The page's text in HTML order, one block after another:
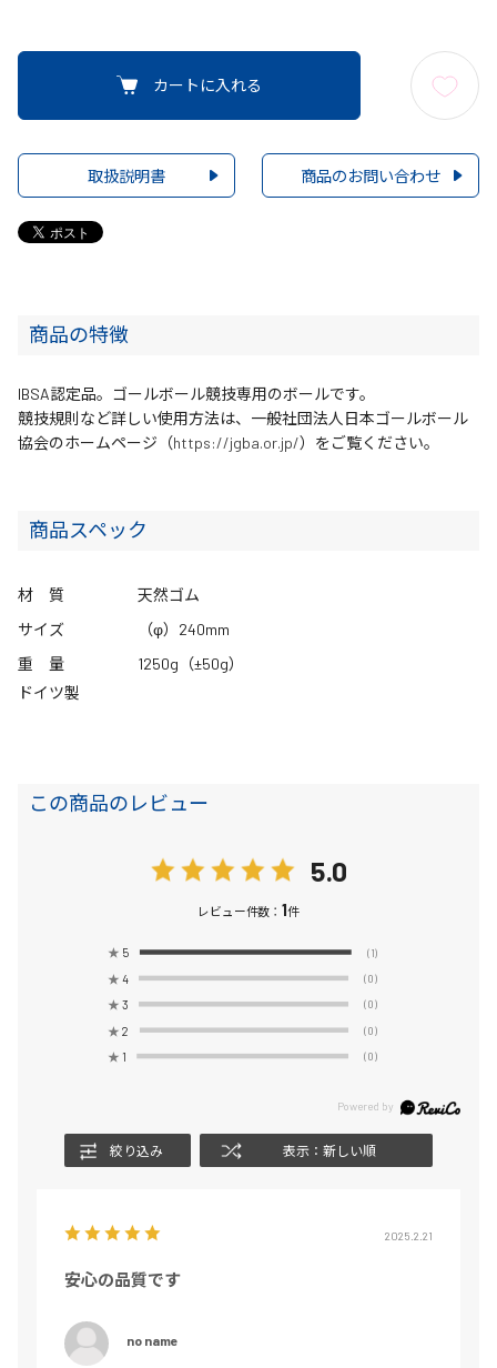
カートに入れる
取扱説明書 商品のお問い合わせ
商品の特徴
IBSA認定品。ゴールボール競技専用のボールです。
競技規則など詳しい使用方法は、一般社団法人日本ゴールボール
協会のホームページ（https://jgba.or.jp/）をご覧ください。
商品スペック
材 質
天然ゴム
サイズ
（φ）240mm
重 量
1250g（±50g）
ドイツ製
この商品のレビュー
5.0
レビュー件数： 1件
★ 5 (1)
★ 4 (0)
★ 3 (0)
★ 2 (0)
★ 1 (0)
絞り込み 表示：新しい順
2025.2.21
安心の品質です
no name